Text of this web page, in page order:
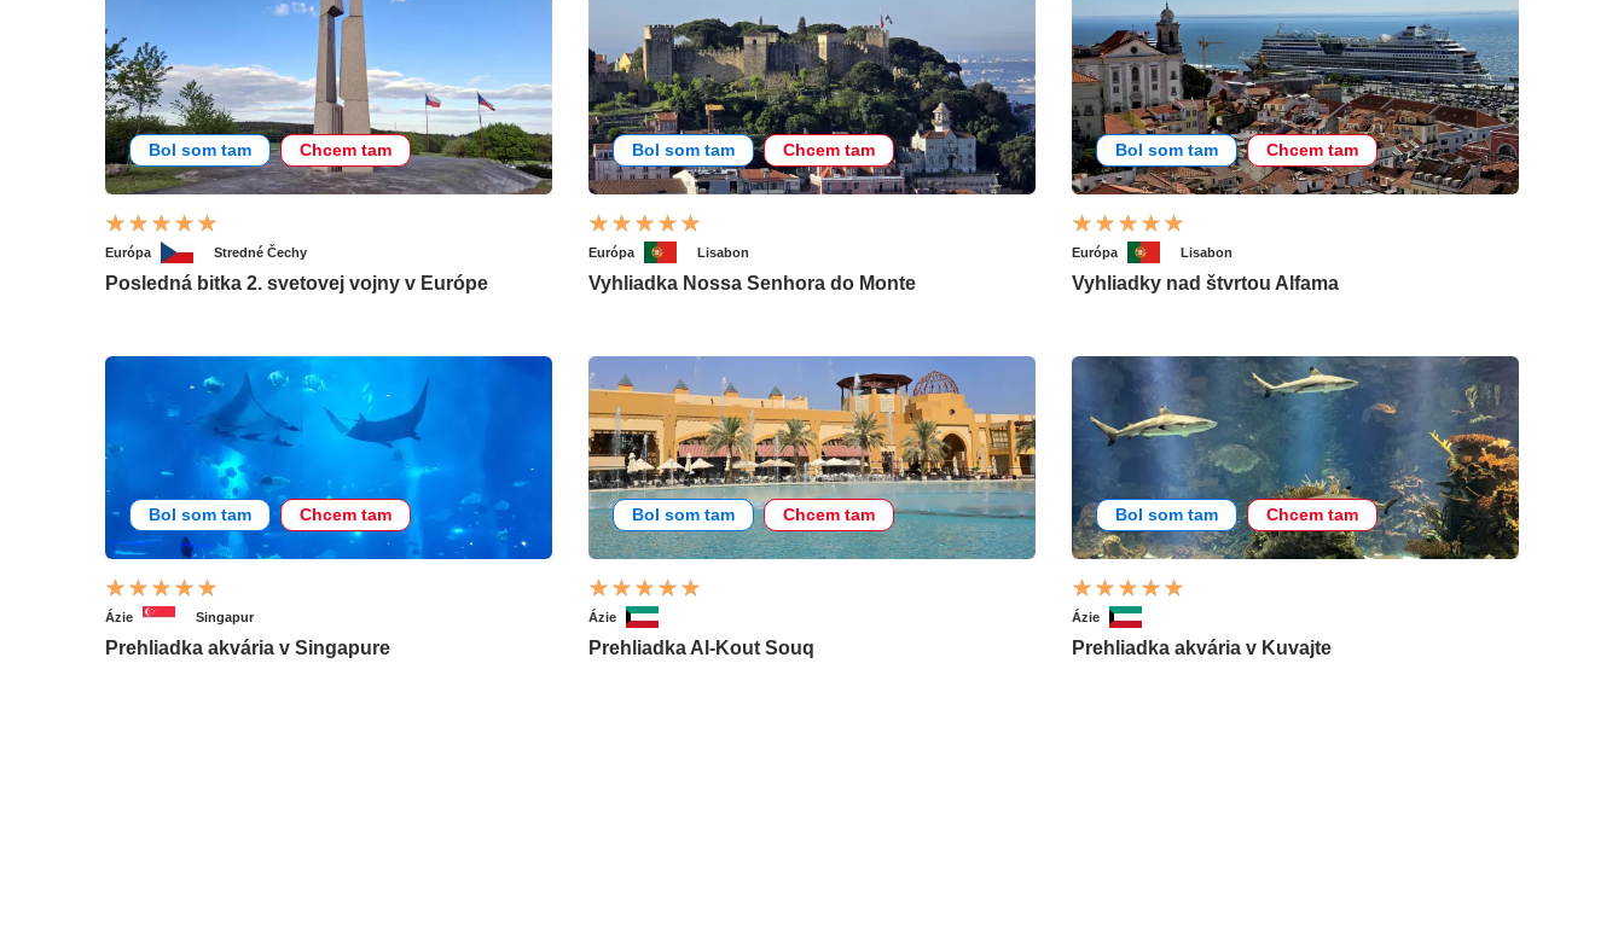
Bol som tam Chcem tam
Európa Stredné Čechy
Posledná bitka 2. svetovej vojny v Európe
Bol som tam Chcem tam
Európa Lisabon
Vyhliadka Nossa Senhora do Monte
Bol som tam Chcem tam
Európa Lisabon
Vyhliadky nad štvrtou Alfama
Bol som tam Chcem tam
Ázie Singapur
Prehliadka akvária v Singapure
Bol som tam Chcem tam
Ázie
Prehliadka Al-Kout Souq
Bol som tam Chcem tam
Ázie
Prehliadka akvária v Kuvajte